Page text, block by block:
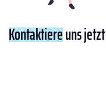
Kontaktiereuns